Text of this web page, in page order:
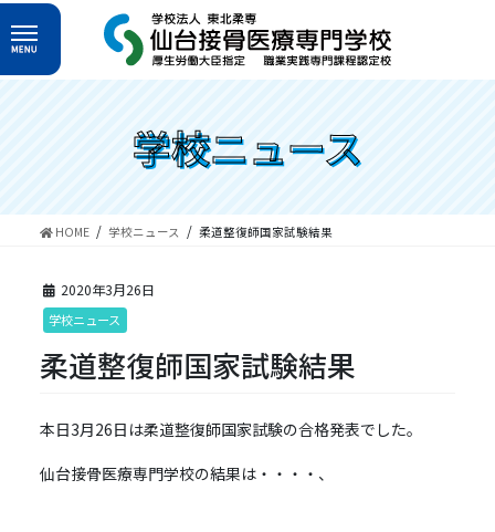
コ
ン
テ
ン
プ
ナ
ビ
ゲ
ー
動
学校ニュース
HOME 学校ニュース 柔道整復師国家試験結果
2020年3月26日
学校ニュース
柔道整復師国家試験結果
本日3月26日は柔道整復師国家試験の合格発表でした。
仙台接骨医療専門学校の結果は・・・・、